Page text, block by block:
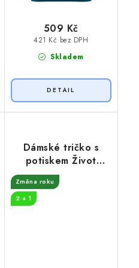
Skladem
421 Kč bez DPH
509 Kč
Dámské tričko s
potiskem Život
začíná v 50
Změna roku
2 + 1